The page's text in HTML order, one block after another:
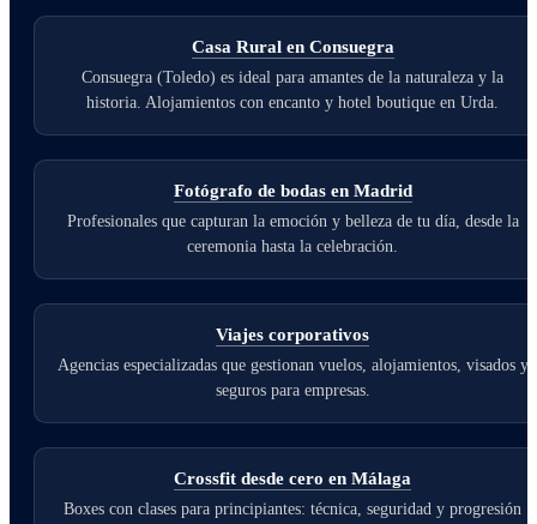
Casa Rural en Consuegra
Consuegra (Toledo) es ideal para amantes de la naturaleza y la
historia. Alojamientos con encanto y hotel boutique en Urda.
Fotógrafo de bodas en Madrid
Profesionales que capturan la emoción y belleza de tu día, desde la
ceremonia hasta la celebración.
Viajes corporativos
Agencias especializadas que gestionan vuelos, alojamientos, visados y
seguros para empresas.
Crossfit desde cero en Málaga
Boxes con clases para principiantes: técnica, seguridad y progresión